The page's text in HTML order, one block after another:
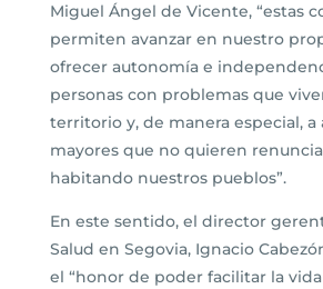
Miguel Ángel de Vicente, “estas
permiten avanzar en nuestro
ofrecer autonomía e
personas con problemas que
territorio y, de manera especial, a
mayores que no quieren
habitando nuestros pueblos”.
En este sentido, el director
Salud en Segovia, Ignacio
el “honor de poder facilitar la